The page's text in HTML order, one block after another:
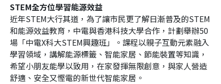
STEM全方位學習能源效益
近年STEM大行其道，為了讓市民更了解日漸普及的STEM
和能源效益教育，中電與香港科技大學合作，計劃舉辦50
場「中電X科大STEM興趣班」。課程以親子互動元素融入
學習領域，講解能源標籤、智能家居、節能裝置等知識，
希望小朋友能學以致用，在家發揮無限創意，與家人營造
舒適、安全又慳電的新世代智能家居。